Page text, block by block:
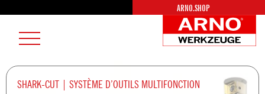
ARNO.SHOP
Burger
Menu
SHARK-CUT | SYSTÈME D’OUTILS MULTIFONCTION